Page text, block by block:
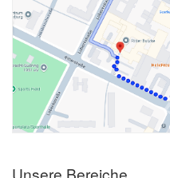
Unsere Bereiche